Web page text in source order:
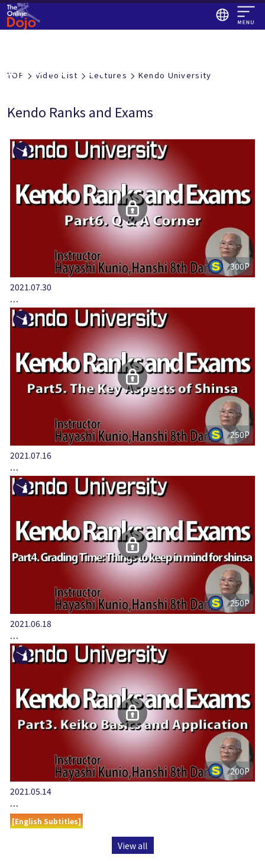
LECTURES
TOP Video List Lectures Kendo University
Kendo Ranks and Exams
300P
2021.07.30
…
250P
2021.07.16
…
250P
2021.06.18
…
200P
2021.05.14
…
[English Subtitles]
View all